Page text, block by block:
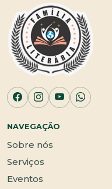
NAVEGAÇÃO
Sobre nós
Serviços
Eventos